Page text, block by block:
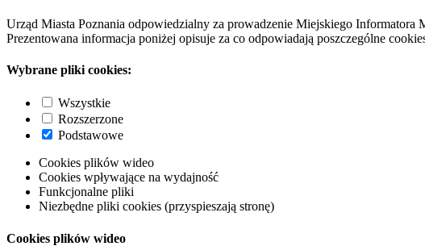
Urząd Miasta Poznania odpowiedzialny za prowadzenie Miejskiego
Prezentowana informacja poniżej opisuje za co odpowiadają poszczególne
Wybrane pliki cookies:
Wszystkie
Rozszerzone
Podstawowe
Cookies plików wideo
Cookies wpływające na wydajność
Funkcjonalne pliki
Niezbędne pliki cookies (przyspieszają stronę)
Cookies plików wideo